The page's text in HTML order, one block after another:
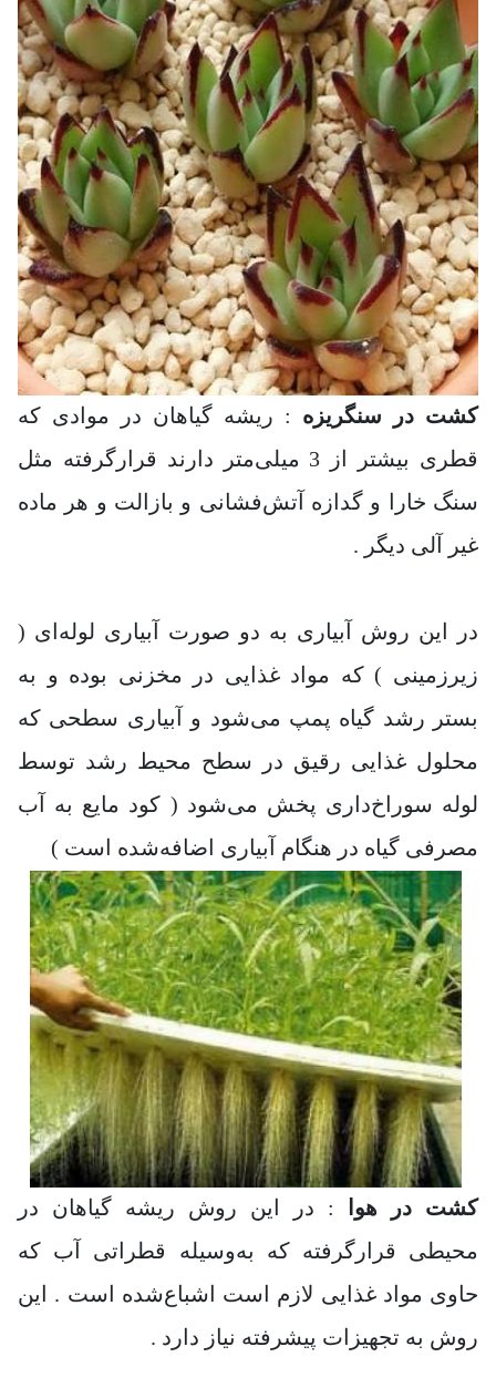
کشت در سنگریزه : ریشه گیاهان در موادی که
قطری بیشتر از 3 میلی‌متر دارند قرارگرفته مثل
سنگ خارا و گدازه آتش‌فشانی و بازالت و هر ماده
غیر آلی دیگر .
در این روش آبیاری به دو صورت آبیاری لوله‌ای (
زیرزمینی ) که مواد غذایی در مخزنی بوده و به
بستر رشد گیاه پمپ می‌شود و آبیاری سطحی که
محلول غذایی رقیق در سطح محیط رشد توسط
لوله سوراخ‌داری پخش می‌شود ( کود مایع به آب
مصرفی گیاه در هنگام آبیاری اضافه‌شده است )
کشت در هوا : در این روش ریشه گیاهان در
محیطی قرارگرفته که به‌وسیله قطراتی آب که
حاوی مواد غذایی لازم است اشباع‌شده است . این
روش به تجهیزات پیشرفته نیاز دارد .